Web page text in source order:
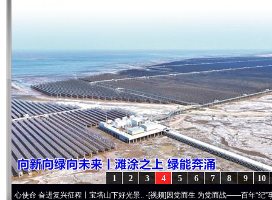
10
9
8
7
6
5
4
3
2
1
奋进复兴征程丨宝塔山下好光景..·[视频]因党而生 为党而战——百年“纪”事⑧加强纪